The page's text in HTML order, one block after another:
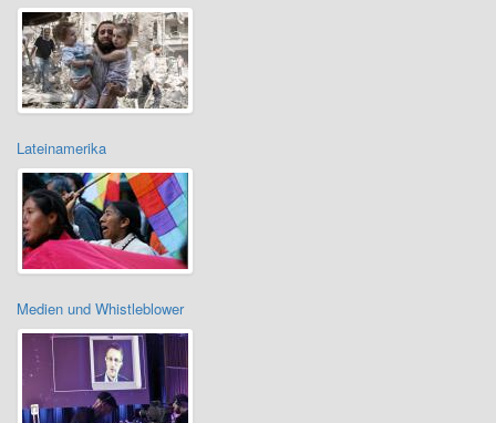
Lateinamerika
Medien und Whistleblower